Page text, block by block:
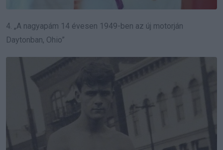
4. „A nagyapám 14 évesen 1949-ben az új motorján
Daytonban, Ohio”